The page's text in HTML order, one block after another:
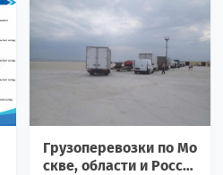
Грузоперевозки по Мо
скве, области и Росси